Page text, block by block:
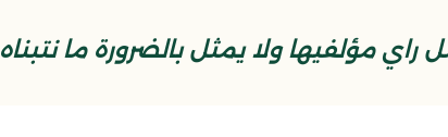
مؤلفيها ولا يمثل بالضرورة ما نتبناه